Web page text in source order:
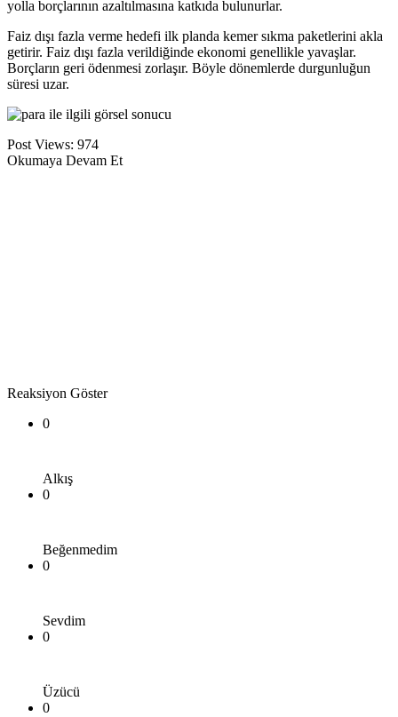
yolla borçlarının azaltılmasına katkıda bulunurlar.
Faiz dışı fazla verme hedefi ilk planda kemer sıkma paketlerini akla
getirir. Faiz dışı fazla verildiğinde ekonomi genellikle yavaşlar.
Borçların geri ödenmesi zorlaşır. Böyle dönemlerde durgunluğun
süresi uzar.
Post Views: 974
Okumaya Devam Et
Reaksiyon Göster
0
Alkış
0
Beğenmedim
0
Sevdim
0
Üzücü
0